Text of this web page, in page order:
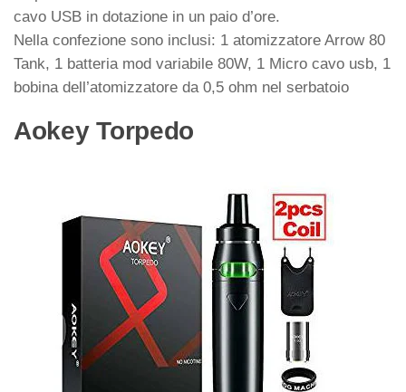
cavo USB in dotazione in un paio d’ore.
Nella confezione sono inclusi: 1 atomizzatore Arrow 80
Tank, 1 batteria mod variabile 80W, 1 Micro cavo usb, 1
bobina dell’atomizzatore da 0,5 ohm nel serbatoio
Aokey Torpedo